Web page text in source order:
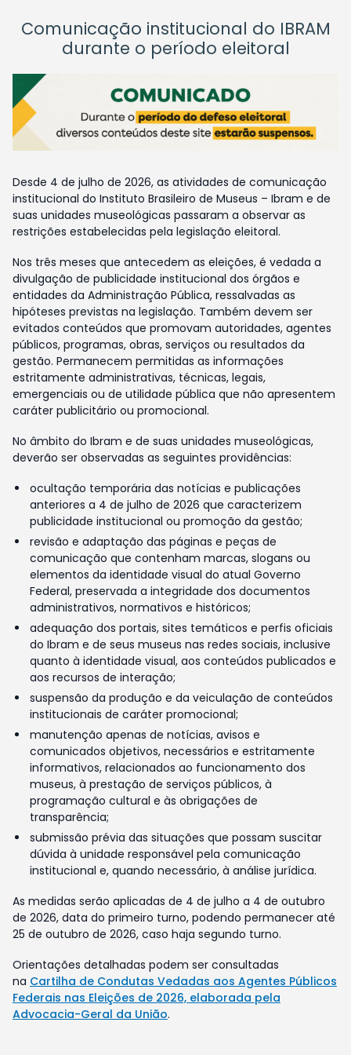
Comunicação institucional do IBRAM
durante o período eleitoral
Desde 4 de julho de 2026, as atividades de comunicação
institucional do Instituto Brasileiro de Museus – Ibram e de
suas unidades museológicas passaram a observar as
restrições estabelecidas pela legislação eleitoral.
Nos três meses que antecedem as eleições, é vedada a
divulgação de publicidade institucional dos órgãos e
entidades da Administração Pública, ressalvadas as
hipóteses previstas na legislação. Também devem ser
evitados conteúdos que promovam autoridades, agentes
públicos, programas, obras, serviços ou resultados da
gestão. Permanecem permitidas as informações
estritamente administrativas, técnicas, legais,
emergenciais ou de utilidade pública que não apresentem
caráter publicitário ou promocional.
No âmbito do Ibram e de suas unidades museológicas,
deverão ser observadas as seguintes providências:
ocultação temporária das notícias e publicações
anteriores a 4 de julho de 2026 que caracterizem
publicidade institucional ou promoção da gestão;
revisão e adaptação das páginas e peças de
comunicação que contenham marcas, slogans ou
elementos da identidade visual do atual Governo
Federal, preservada a integridade dos documentos
administrativos, normativos e históricos;
adequação dos portais, sites temáticos e perfis oficiais
do Ibram e de seus museus nas redes sociais, inclusive
quanto à identidade visual, aos conteúdos publicados e
aos recursos de interação;
suspensão da produção e da veiculação de conteúdos
institucionais de caráter promocional;
manutenção apenas de notícias, avisos e
comunicados objetivos, necessários e estritamente
informativos, relacionados ao funcionamento dos
museus, à prestação de serviços públicos, à
programação cultural e às obrigações de
transparência;
submissão prévia das situações que possam suscitar
dúvida à unidade responsável pela comunicação
institucional e, quando necessário, à análise jurídica.
As medidas serão aplicadas de 4 de julho a 4 de outubro
de 2026, data do primeiro turno, podendo permanecer até
25 de outubro de 2026, caso haja segundo turno.
Orientações detalhadas podem ser consultadas
na Cartilha de Condutas Vedadas aos Agentes Públicos
Federais nas Eleições de 2026, elaborada pela
Advocacia-Geral da União.